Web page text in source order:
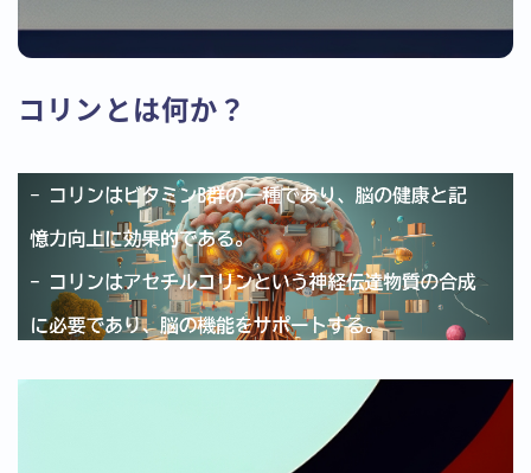
コリンとは何か？